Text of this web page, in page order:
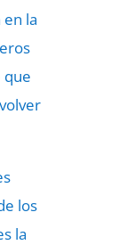
la
que
los
la